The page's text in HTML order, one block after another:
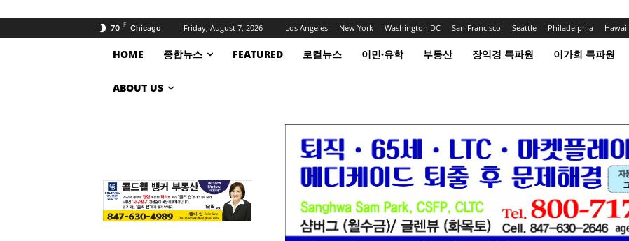
70 F Chicago Friday, August 7, 2026 Los Angeles New York Washington DC San Francisco Seattle Philadelphia Hawaii
HOME 종합뉴스 FEATURED 로컬뉴스 이민·유학 부동산 장익경 특파원 이가희 특파원
ABOUT US